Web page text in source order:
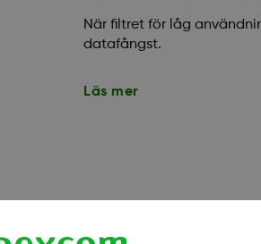
När filtret för låg
datafångst.
Läs mer